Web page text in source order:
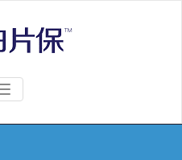
TOGGLE